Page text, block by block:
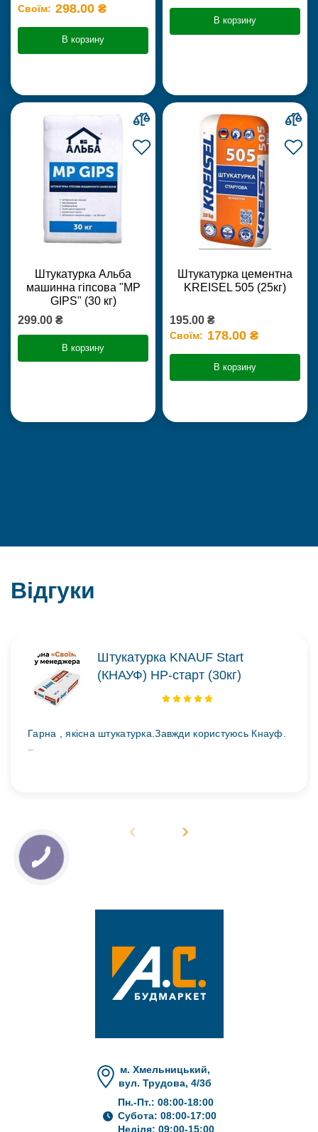
Своїм: 298.00 ₴
В корзину
В корзину
Штукатурка Альба
машинна гіпсова "MP
GIPS" (30 кг)
299.00 ₴
В корзину
Штукатурка цементна
KREISEL 505 (25кг)
195.00 ₴
Своїм: 178.00 ₴
В корзину
Відгуки
Штукатурка KNAUF Start
(КНАУФ) НР-старт (30кг)
Гарна , якісна штукатурка.Завжди користуюсь Кнауф.
..
м. Хмельницький,
вул. Трудова, 4/3б
Пн.-Пт.: 08:00-18:00
Субота: 08:00-17:00
Неділя: 09:00-15:00